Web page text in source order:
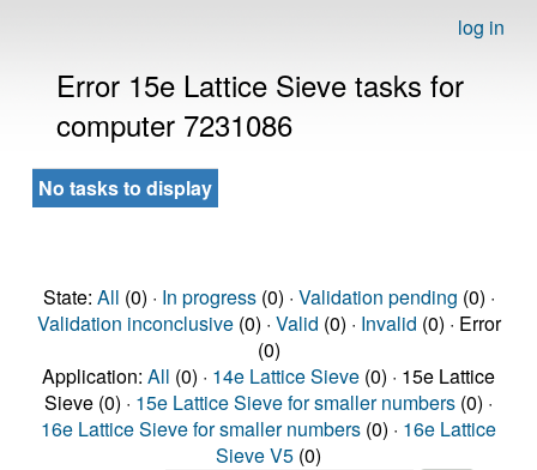
log in
Error 15e Lattice Sieve tasks for
computer 7231086
No tasks to display
State: All (0) · In progress(0) · Validation pending (0) ·
Validation inconclusive(0) · Valid (0) · Invalid (0) · Error
(0)
Application: All (0) · 14e Lattice Sieve (0) · 15e Lattice
Sieve (0) · 15e Lattice Sieve for smaller numbers (0) ·
16e Lattice Sieve for smaller numbers (0) · 16e Lattice
Sieve V5 (0)